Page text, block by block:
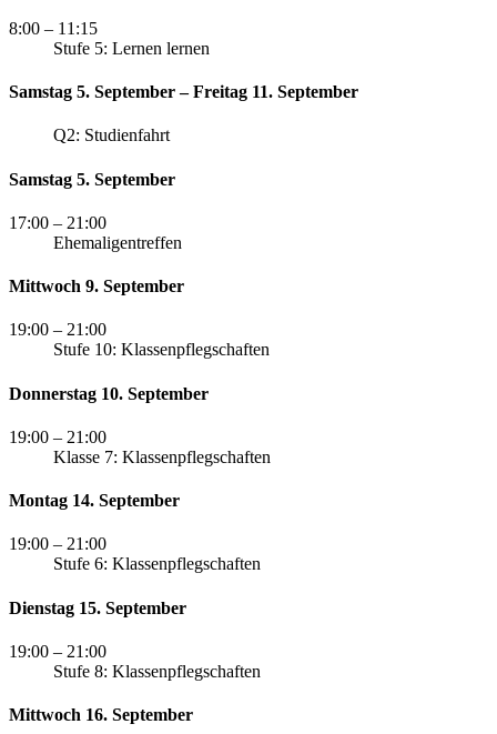
8:00 – 11:15
Stufe 5: Lernen lernen
Samstag 5. September – Freitag 11. September
Q2: Studienfahrt
Samstag 5. September
17:00 – 21:00
Ehemaligentreffen
Mittwoch 9. September
19:00 – 21:00
Stufe 10: Klassenpflegschaften
Donnerstag 10. September
19:00 – 21:00
Klasse 7: Klassenpflegschaften
Montag 14. September
19:00 – 21:00
Stufe 6: Klassenpflegschaften
Dienstag 15. September
19:00 – 21:00
Stufe 8: Klassenpflegschaften
Mittwoch 16. September